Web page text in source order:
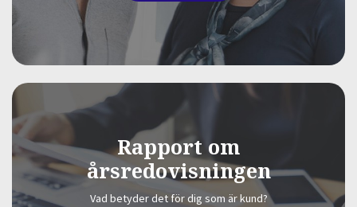
Rapport om
årsredovisningen
Vad betyder det för dig som är kund?